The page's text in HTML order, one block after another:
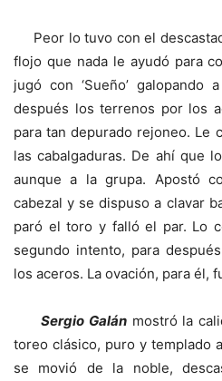
Peor lo tuvo con el
flojo que nada le ayudó para
jugó con ‘Sueño’ galopando
después los terrenos por los
para tan depurado rejoneo. Le
las cabalgaduras. De ahí que
aunque a la grupa. Apostó
cabezal y se dispuso a clavar
paró el toro y falló el par. Lo
segundo intento, para
los aceros. La ovación, para él,
Sergio Galánmostró la
toreo clásico, puro y templado
se movió de la noble,